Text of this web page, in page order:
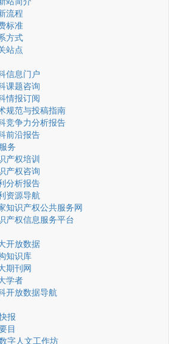
流程
标准
方式
站点
信息门户
课题咨询
情报订阅
规范与投稿指南
竞争力分析报告
前沿报告
务
产权培训
产权咨询
分析报告
资源导航
知识产权公共服务网
产权信息服务平台
开放数据
知识库
期刊网
学者
开放数据导航
报
目
字人文工作坊